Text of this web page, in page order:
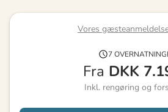
Vores
7
Fra DKK
Inkl. rengøring og